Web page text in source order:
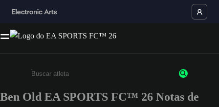
Insira pelo menos 3 caracteres ou números
Ben Old EA SPORTS FC™ 26 Notas de